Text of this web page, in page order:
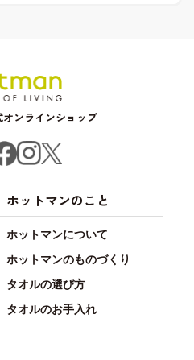
ンラインショップ
ホットマンのこと
ホットマンについて
ホットマンのものづくり
タオルの選び方
タオルのお手入れ